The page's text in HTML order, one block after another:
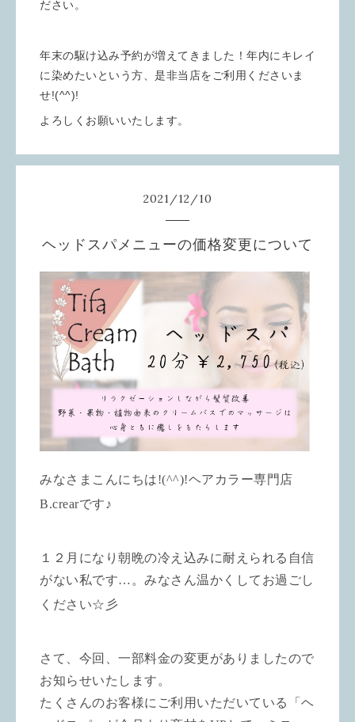
ださい。
年末の駆け込み予約が増えてきました！年内にキレイ
に染めたいという方、是非当店をご利用くださいま
せ!(^^)!
よろしくお願いいたします。
2021/12/10
ヘッドスパメニューの価格変更について
みなさまこんにちは!(^^)!ヘアカラー専門店
B.crearです♪
１２月になり朝晩の冷え込みに耐えられる自信
がない私です…。みなさん温かくしてお過ごし
ください☆彡
さて、今回、一部料金の変更がありましたので
お知らせいたします。
たくさんのお客様にご利用いただいている「ヘ